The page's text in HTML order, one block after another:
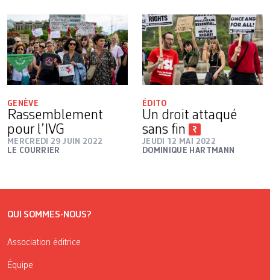
GENÈVE
Rassemblement
pour l’IVG
MERCREDI 29 JUIN 2022
LE COURRIER
ÉDITO
Un droit attaqué
sans fin
JEUDI 12 MAI 2022
DOMINIQUE HARTMANN
QUI SOMMES-NOUS?
Association éditrice
Équipe